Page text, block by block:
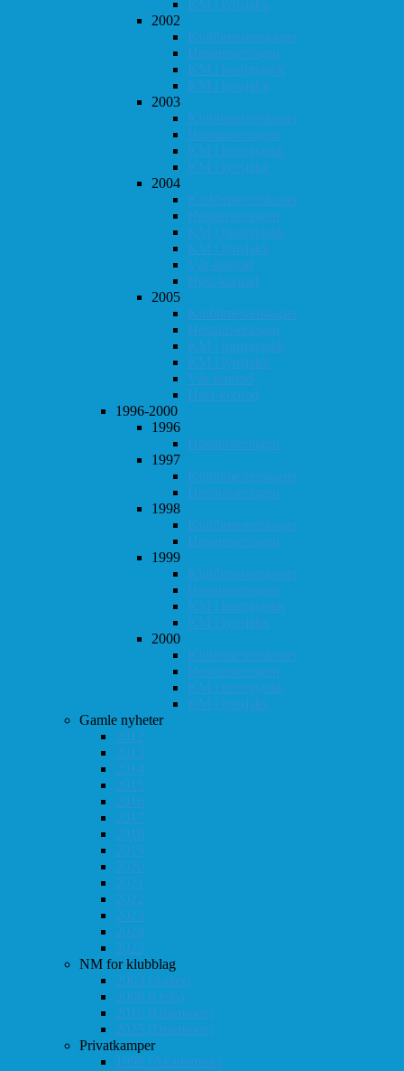
KM i lynsjakk
2002
Klubbmesterskapet
Høstturneringen
KM i hurtigsjakk
KM i lynsjakk
2003
Klubbmesterskapet
Høstturneringen
KM i hurtigsjakk
KM i lynsjakk
2004
Klubbmesterskapet
Høstturneringen
KM i hurtigsjakk
KM i lynsjakk
Vår-konrad
Høst-konrad
2005
Klubbmesterskapet
Høstturneringen
KM i hurtigsjakk
KM i lynsjakk
Vår-konrad
Høst-konrad
1996-2000
1996
Høstturneringen
1997
Klubbmesterskapet
Høstturneringen
1998
Klubbmesterskapet
Høstturneringen
1999
Klubbmesterskapet
Høstturneringen
KM i hurtigsjakk
KM i lynsjakk
2000
Klubbmesterskapet
Høstturneringen
KM i hurtigsjakk
KM i lynsjakk
Gamle nyheter
2012
2013
2014
2015
2016
2017
2018
2019
2020
2021
2022
2023
2024
2025
NM for klubblag
2003 (Asker)
2008 (Oslo)
2010 (Drammen)
2025 (Drammen)
Privatkamper
1998 (Akademisk)